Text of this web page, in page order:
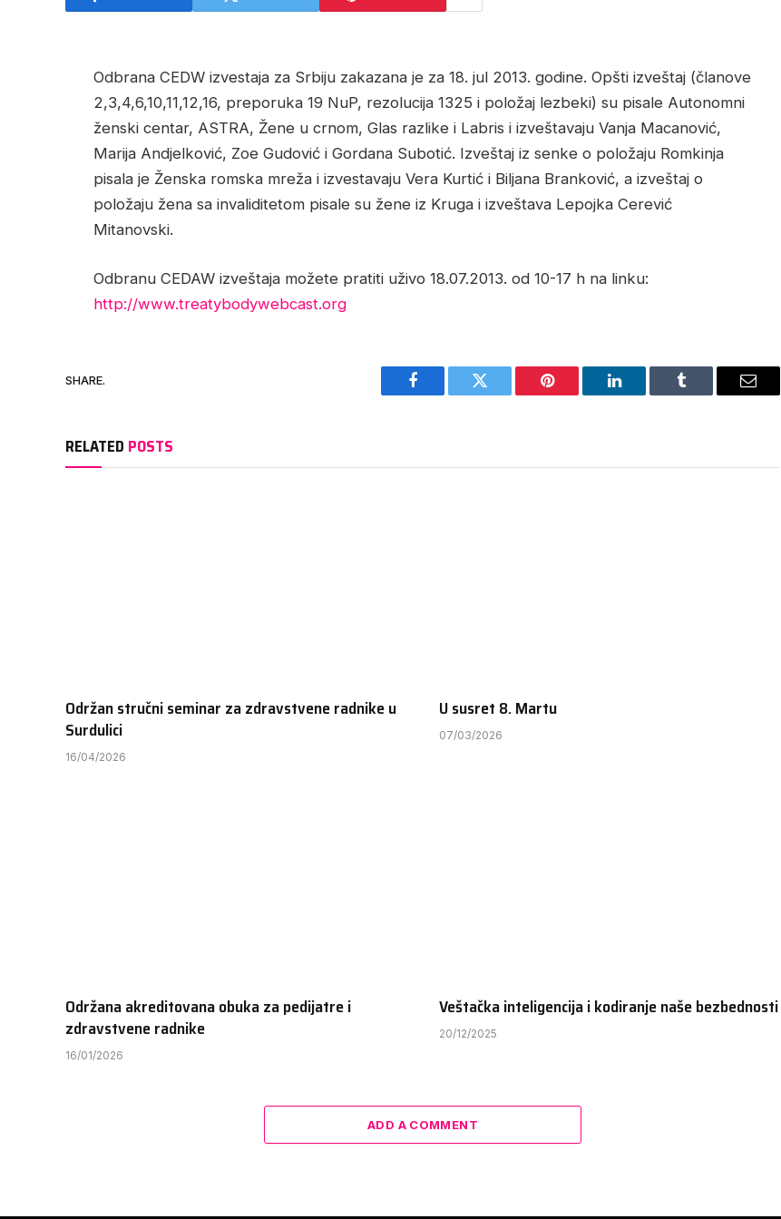
Odbrana CEDW izvestaja za Srbiju zakazana je za 18. jul 2013. godine. Opšti izveštaj (članove
2,3,4,6,10,11,12,16, preporuka 19 NuP, rezolucija 1325 i položaj lezbeki) su pisale Autonomni
ženski centar, ASTRA, Žene u crnom, Glas razlike i Labris i izveštavaju Vanja Macanović,
Marija Andjelković, Zoe Gudović i Gordana Subotić. Izveštaj iz senke o položaju Romkinja
pisala je Ženska romska mreža i izvestavaju Vera Kurtić i Biljana Branković, a izveštaj o
položaju žena sa invaliditetom pisale su žene iz Kruga i izveštava Lepojka Cerević
Mitanovski.
Odbranu CEDAW izveštaja možete pratiti uživo 18.07.2013. od 10-17 h na linku:
http://www.treatybodywebcast.org
SHARE.
Facebook Twitter Pinterest LinkedIn Tumblr Email
RELATED POSTS
Održan stručni seminar za zdravstvene radnike u
Surdulici
16/04/2026
U susret 8. Martu
07/03/2026
Održana akreditovana obuka za pedijatre i
zdravstvene radnike
16/01/2026
Veštačka inteligencija i kodiranje naše bezbednosti
20/12/2025
ADD A COMMENT